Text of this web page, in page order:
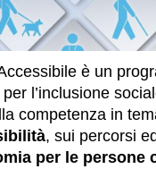
è un
l’inclusione
competenza in
, sui percorsi
per le persone